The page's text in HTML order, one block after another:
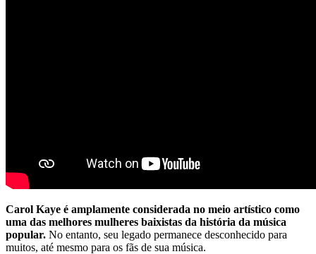
Carol Kaye é amplamente considerada no meio artístico como
uma das melhores mulheres baixistas da história da música
popular. No entanto, seu legado permanece desconhecido para
muitos, até mesmo para os fãs de sua música.